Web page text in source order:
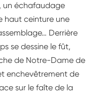
un échafaudage
haut ceinture une
Derrière
se dessine le fût,
de Notre-Dame de
enchevêtrement de
sur le faîte de la